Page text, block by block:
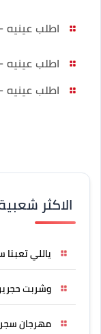
اطلب
اطلب عينيه
اطلب عينيه
الاكثر
ياللي تعبنا
وشربت
مهرجان